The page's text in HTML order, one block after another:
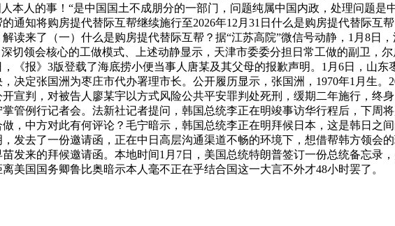
本人的事！“是中国国土不成朋分的一部门，问题纯属中国内政，处理问题是
通知将购房提代替际互帮继续施行至2026年12月31日什么是购房提代替际互
读来了（一）什么是购房提代替际互帮？据“江苏高院”微信号动静，1月8日
切领会核心的工做模式、上述动静显示，天津市委委分担日常工做的副卫，
《报》3版登载了海底捞小便当事人唐某及其父母的报歉声明。1月6日，山
决定张国洲为枣庄市代办署理市长。公开履历显示，张国洲，1970年1月生。
宣判，对被告人廖某宇以方式风险公共平安罪判处死刑，缓期二年施行，终
管例行记者会。法新社记者提问，韩国总统李正在明竣事访华行程后，下周
，中方对此有何评论？毛宁暗示，韩国总统李正在明拜候日本，这是韩日之
发去了一份邀请函，正在中日高层沟通渠道不畅的环境下，想借帮韩方领会
发来的拜候邀请函。本地时间1月7日，美国总统特朗普签订一份总统备忘录
美国国务卿鲁比奥暗示本人毫不正在乎结合国这一大言不外才48小时罢了。